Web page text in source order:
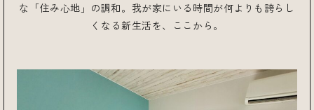
な「住み心地」の調和。我が家にいる時間が何よりも誇らし
くなる新生活を、ここから。